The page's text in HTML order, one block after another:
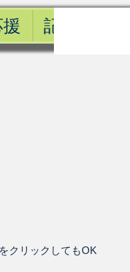
記事一覧
クリックしてもOK